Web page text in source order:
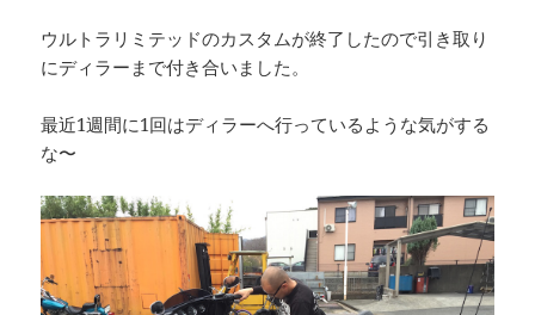
ウルトラリミテッドのカスタムが終了したので引き取り
にディラーまで付き合いました。
最近1週間に1回はディラーへ行っているような気がする
な〜